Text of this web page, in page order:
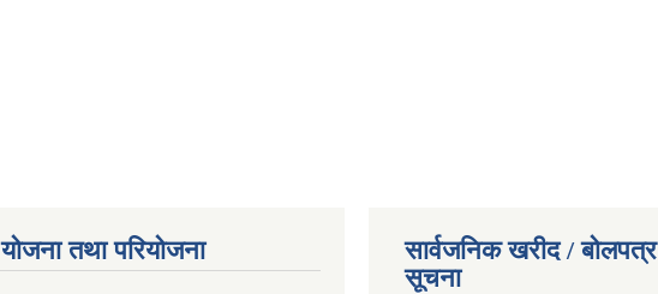
योजना तथा परियोजना
सार्वजनिक खरीद / बोलपत्र
सूचना